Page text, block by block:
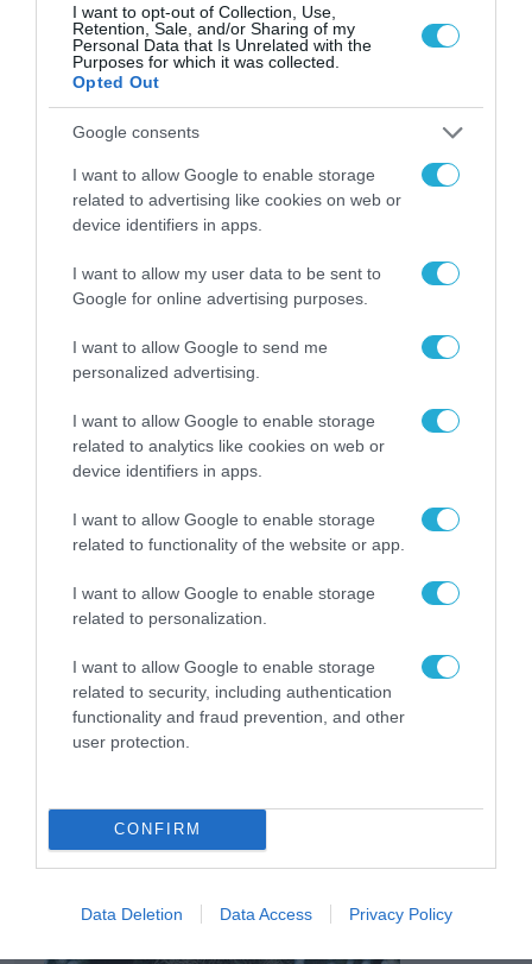
I want to opt-out of Collection, Use,
Retention, Sale, and/or Sharing of my
Personal Data that Is Unrelated with the
Purposes for which it was collected.
Opted Out
Google consents
I want to allow Google to enable storage
related to advertising like cookies on web or
device identifiers in apps.
I want to allow my user data to be sent to
Google for online advertising purposes.
I want to allow Google to send me
personalized advertising.
I want to allow Google to enable storage
related to analytics like cookies on web or
device identifiers in apps.
I want to allow Google to enable storage
related to functionality of the website or app.
I want to allow Google to enable storage
related to personalization.
I want to allow Google to enable storage
related to security, including authentication
functionality and fraud prevention, and other
user protection.
CONFIRM
Data Deletion Data Access Privacy Policy
ενώνονται. Στην οικονομία, αν θέλεις να
πετύχεις μακροπρόθεσμα, πρέπει να ενώνεις
δυνάμεις για να μεγαλώνεις. Έχουμε δώσει
και σχετικά φορολογικά κίνητρα».
Κλείνοντας, ο Υπουργός Ανάπτυξης τόνισε
πως «στόχος είναι οι επενδύσεις ως
ποσοστό του ΑΕΠ να ξεπεράσουν τον
ευρωπαϊκό μέσο όρο. Είμαστε στο 17%
σήμερα, η Ευρώπη είναι γύρω στο 21%. Θα
ήθελα να προσπεράσουμε αυτόν τον μέσο
όρο και να οδηγηθούμε σε μια οικονομία πιο
εξαγωγική, πιο παραγωγική και πιο
ανταγωνιστική. Το ζητούμενο όμως είναι η
διατήρηση της σταθερότητας της οικονομίας
μας, με Πρωθυπουργό τονΚυριάκο
Μητσοτάκη
. Ο ελληνικός λαός στις
επόμενες εκλογές να δώσει μια θετική
απάντηση σιγουριάς και ασφάλειας για το
μέλλον της χώρας και όχι επιστροφή στο
παρελθόν».
ΤΑΚΗΣ ΘΕΟΔΩΡΙΚΑΚΟΣ ΥΠΟΥΡΓΕΙΟ ΑΝΑΠΤΥΞΗΣ